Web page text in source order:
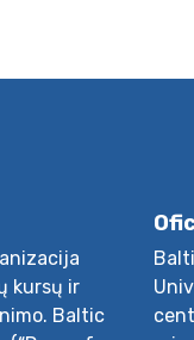
kursų ir
Baltic